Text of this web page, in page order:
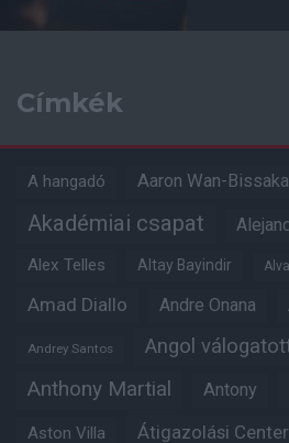
Címkék
A hangadó Aaron Wan-Bissaka
Akadémiai csapat
Alex Telles Altay Bayindir
Amad Diallo Andre Onana
Andrey Santos Angol
Anthony Martial Antony
Aston Villa Átigazolási Center